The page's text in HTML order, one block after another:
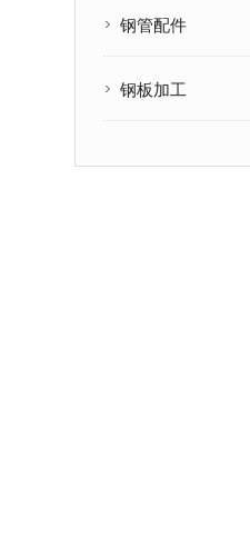
钢管配件
钢板加工